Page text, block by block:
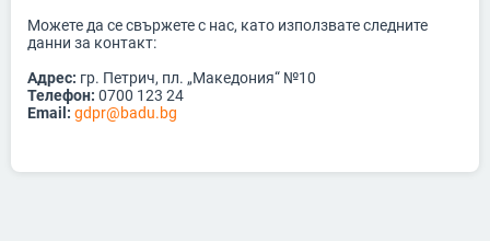
Можете да се свържете с нас, като използвате следните
данни за контакт:
Адрес: гр. Петрич, пл. „Македония“ №10
Телефон: 0700 123 24
Email: gdpr@badu.bg